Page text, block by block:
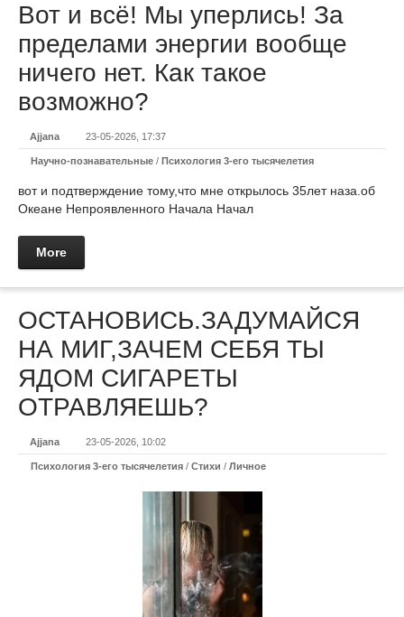
Вот и всё! Мы уперлись! За
пределами энергии вообще
ничего нет. Как такое
возможно?
Ajjana 23-05-2026, 17:37
Научно-познавательные / Психология 3-его тысячелетия
вот и подтверждение тому,что мне открылось 35лет наза.об
Океане Непроявленного Начала Начал
More
ОСТАНОВИСЬ.ЗАДУМАЙСЯ
НА МИГ,ЗАЧЕМ СЕБЯ ТЫ
ЯДОМ СИГАРЕТЫ
ОТРАВЛЯЕШЬ?
Ajjana 23-05-2026, 10:02
Психология 3-его тысячелетия / Стихи / Личное